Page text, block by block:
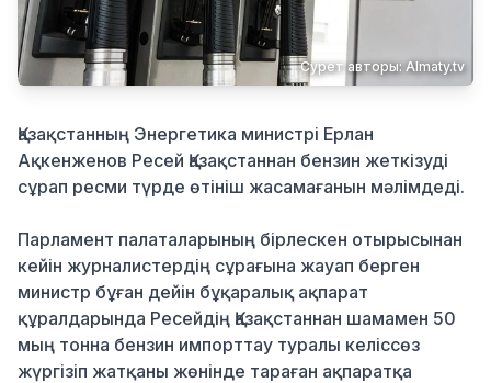
Сурет авторы: Almaty.tv
Қазақстанның Энергетика министрі Ерлан
Ақкенженов Ресей Қазақстаннан бензин жеткізуді
сұрап ресми түрде өтініш жасамағанын мәлімдеді.
Парламент палаталарының бірлескен отырысынан
кейін журналистердің сұрағына жауап берген
министр бұған дейін бұқаралық ақпарат
құралдарында Ресейдің Қазақстаннан шамамен 50
мың тонна бензин импорттау туралы келіссөз
жүргізіп жатқаны жөнінде тараған ақпаратқа